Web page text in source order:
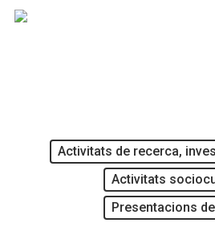
Skip
Activitats de recerca,
Activitats
Presentacions